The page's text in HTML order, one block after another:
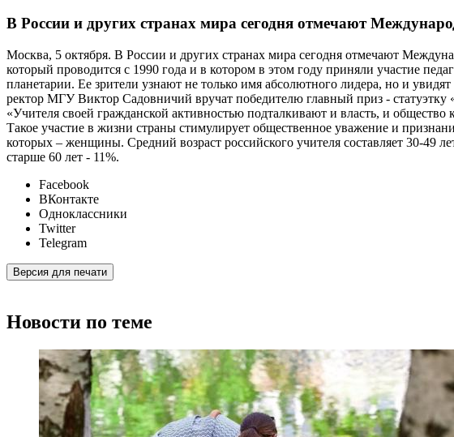
В России и других странах мира сегодня отмечают
Москва, 5 октября. В России и других странах мира сегодня отмечают
который проводится с 1990 года и в котором в этом году приняли участие
планетарии. Ее зрители узнают не только имя абсолютного лидера, но и
ректор МГУ Виктор Садовничий вручат победителю главный приз -
«Учителя своей гражданской активностью подталкивают и власть, и
Такое участие в жизни страны стимулирует общественное уважение и
которых – женщины. Средний возраст российского учителя составляет 30-49
старше 60 лет - 11%.
Facebook
ВКонтакте
Одноклассники
Twitter
Telegram
Версия для печати
Новости по теме